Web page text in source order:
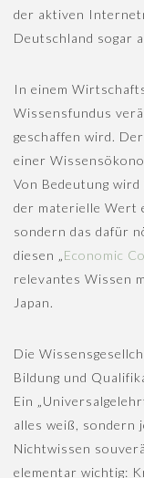
der aktiven
Deutschland sogar
In einem
Wissensfundus
geschaffen wird.
einer
Von Bedeutung
der materielle Wert
sondern das dafür
diesen „ Economic
relevantes Wissen
Japan.
Die
Bildung und
Ein
alles weiß, sondern
Nichtwissen
elementar wichtig: